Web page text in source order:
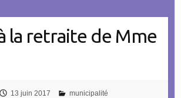
la retraite de Mme
13 juin 2017 municipalité